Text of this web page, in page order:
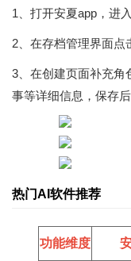
1、打开安夏app，进
2、在存档管理界面点
3、在创建页面补充角
事等详细信息，保存
热门AI软件推荐
功能维度